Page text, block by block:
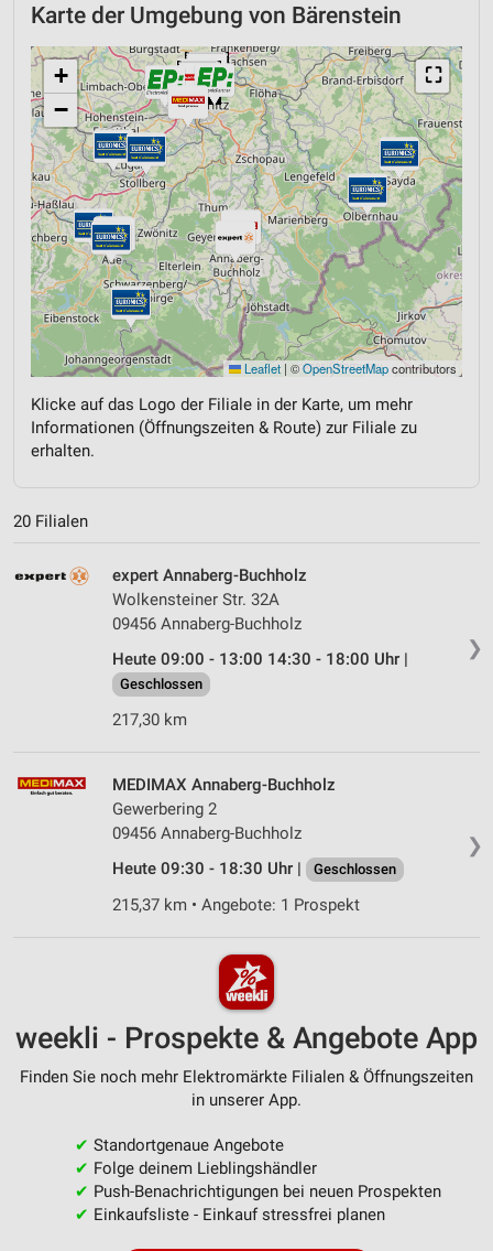
Karte der Umgebung von Bärenstein
⛶
+
−
Leaflet | ©OpenStreetMapcontributors
Klicke auf das Logo der Filiale in der Karte, um mehr
Informationen (Öffnungszeiten & Route) zur Filiale zu
erhalten.
20 Filialen
❯
expert Annaberg-Buchholz
Wolkensteiner Str. 32A
09456 Annaberg-Buchholz
Heute 09:00 - 13:00 14:30 - 18:00 Uhr |
Geschlossen
217,30 km
❯
MEDIMAX Annaberg-Buchholz
Gewerbering 2
09456 Annaberg-Buchholz
Heute 09:30 - 18:30 Uhr |
Geschlossen
215,37 km • Angebote: 1 Prospekt
weekli - Prospekte & Angebote App
Finden Sie noch mehr Elektromärkte Filialen & Öffnungszeiten
in unserer App.
✔ Standortgenaue Angebote
✔ Folge deinem Lieblingshändler
✔ Push-Benachrichtigungen bei neuen Prospekten
✔ Einkaufsliste - Einkauf stressfrei planen